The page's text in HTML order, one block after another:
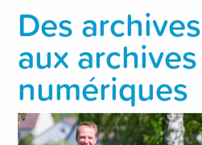
Des
aux archives
numériques